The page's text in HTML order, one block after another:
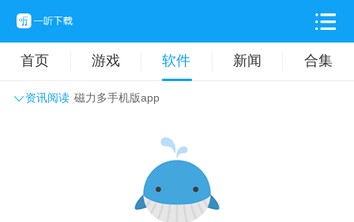
首页 游戏 软件 新闻 合集
资讯阅读 磁力多手机版app
拍摄美化 时尚购物